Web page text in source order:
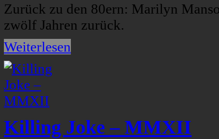
Zurück zu den 80ern: Marilyn
zwölf Jahren zurück.
Weiterlesen
Killing Joke – MMXII